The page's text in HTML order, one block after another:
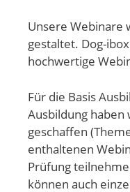
Unsere Webinare
gestaltet. Dog-
hochwertige
Für die Basis
Ausbildung
geschaffen
enthaltenen
Prüfung
können auch